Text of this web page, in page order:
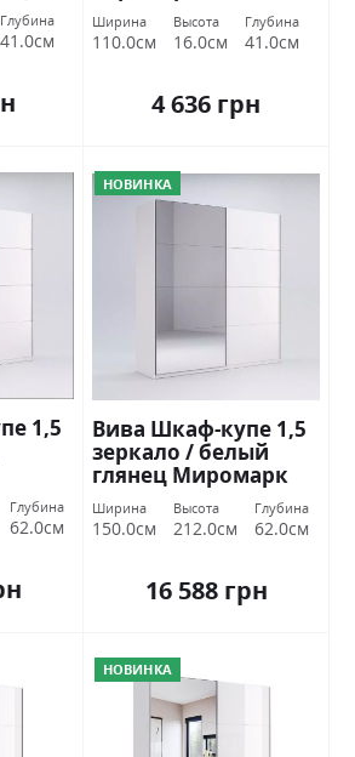
Глубина
41.0см
Ширина
110.0см
Высота
16.0см
Глубина
41.0см
4 636 грн
1,5
Глубина
62.0см
НОВИНКА
Вива Шкаф-купе 1,5
зеркало / белый
глянец Миромарк
Ширина
150.0см
Высота
212.0см
Глубина
62.0см
16 588 грн
НОВИНКА